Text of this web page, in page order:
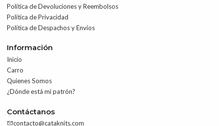
Política de Devoluciones y Reembolsos
Política de Privacidad
Política de Despachos y Envíos
Información
Inicio
Carro
Quienes Somos
¿Dónde está mi patrón?
Contáctanos
contacto@cataknits.com